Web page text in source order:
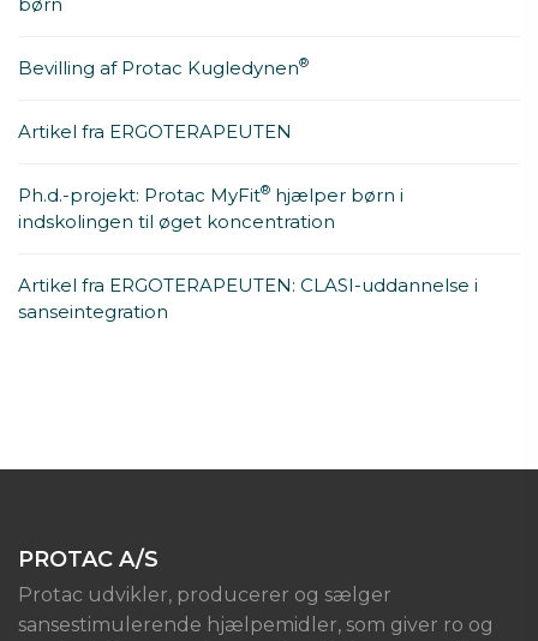
Bevilling af Protac Kugledynen®
Artikel fra ERGOTERAPEUTEN
Ph.d.-projekt: Protac MyFit® hjælper børn i
indskolingen til øget koncentration
Artikel fra ERGOTERAPEUTEN: CLASI-uddannelse i
sanseintegration
PROTAC A/S
Protac udvikler, producerer og sælger
sansestimulerende hjælpemidler, som giver ro og